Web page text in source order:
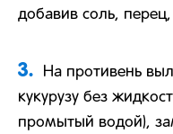
добавив соль,
3.
На противень
кукурузу без
промытый водой),